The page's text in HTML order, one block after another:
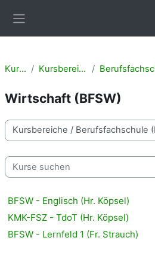
Kurse Kursbereiche
Wirtschaft (BFSW)
Kursbereiche
Kurse suchen
BFSW - Englisch (Hr. Köpsel)
KMK-FSZ - TdoT (Hr. Köpsel)
BFSW - Lernfeld 1 (Fr. Strauch)